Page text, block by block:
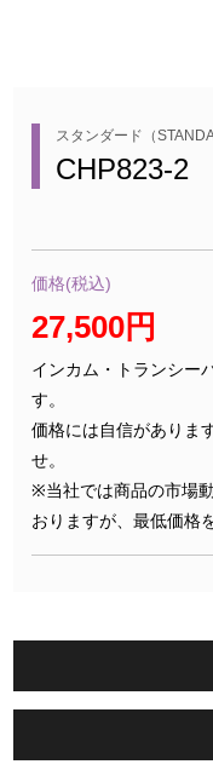
スタンダード（
CHP823-2
価格(税込)
27,500円
インカム・トランシー
す。
価格には自信がありま
せ。
※当社では商品の市場
おりますが、最低価格